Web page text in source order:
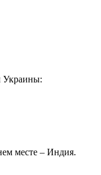
Украины:
месте – Индия.